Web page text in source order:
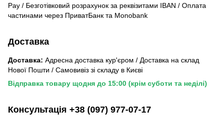
Pay / Безготівковий розрахунок за реквізитами IBAN / Оплата
частинами через ПриватБанк та Monobank
Доставка
Доставка: Адресна доставка кур'єром / Доставка на склад
Нової Пошти / Самовивіз зі складу в Києві
Відправка товару щодня до 15:00 (крім суботи та неділі)
Консультація +38 (097) 977-07-17